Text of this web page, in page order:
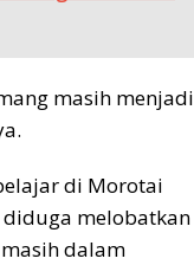
masih menjadi
di Morotai
diduga melobatkan
dalam